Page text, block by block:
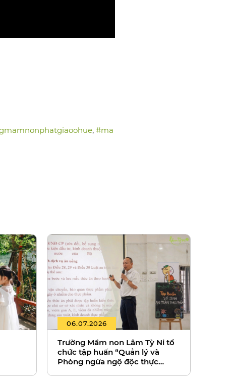
, #ma
06.07.2026
Trường Mầm non Lâm Tỳ Ni tổ
chức tập huấn “Quản lý và
Phòng ngừa ngộ độc thực